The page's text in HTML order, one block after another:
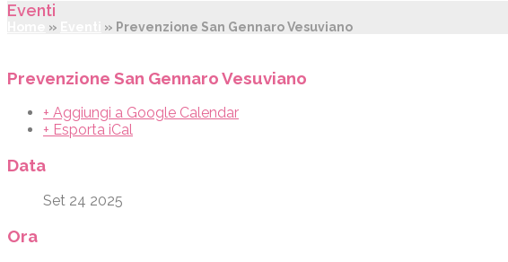
Eventi
» » Prevenzione San Gennaro Vesuviano
Prevenzione San Gennaro Vesuviano
+ Aggiungi a Google Calendar
+ Esporta iCal
Data
Set 24 2025
Ora